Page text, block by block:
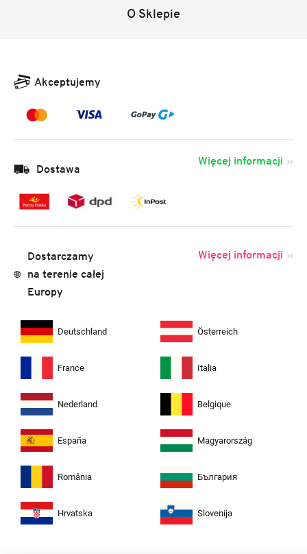
O Sklepie
Akceptujemy
Dostawa
Więcej informacji
Dostarczamy
na terenie całej
Europy
Więcej informacji
Deutschland Österreich
France Italia
Nederland Belgique
España Magyarország
România България
Hrvatska Slovenija